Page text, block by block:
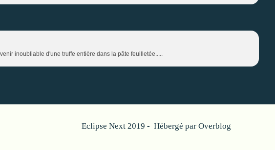
inoubliable d'une truffe entière dans la pâte feuilletée.....
Eclipse Next 2019 - Hébergé par Overblog